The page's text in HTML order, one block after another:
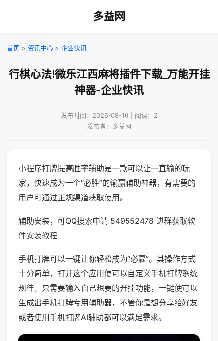
多益网
首页 > 资讯中心 > 企业快讯
行棋心法!微乐江西麻将插件下载_万能开挂
神器-企业快讯
发布时间：2026-08-10｜阅读：2
发布者：多益网
小程序打牌提高胜率辅助是一款可以让一直输的玩
家，快速成为一个“必胜”的输赢辅助神器，有需要的
用户可通过正规渠道获取使用。
辅助安装，可QQ搜索申请 549552478 进群获取软
件安装教程
手机打牌可以一键让你轻松成为“必赢”。其操作方式
十分简单，打开这个应用便可以自定义手机打牌系统
规律，只需要输入自己想要的开挂功能，一键便可以
生成出手机打牌专用辅助器，不管你是想分享给好友
或者使用手机打牌AI辅助都可以满足需求。